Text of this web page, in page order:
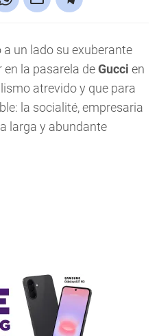
a un lado su exuberante
la pasarela deGucci en
atrevido y que para
la socialité, empresaria
larga y abundante